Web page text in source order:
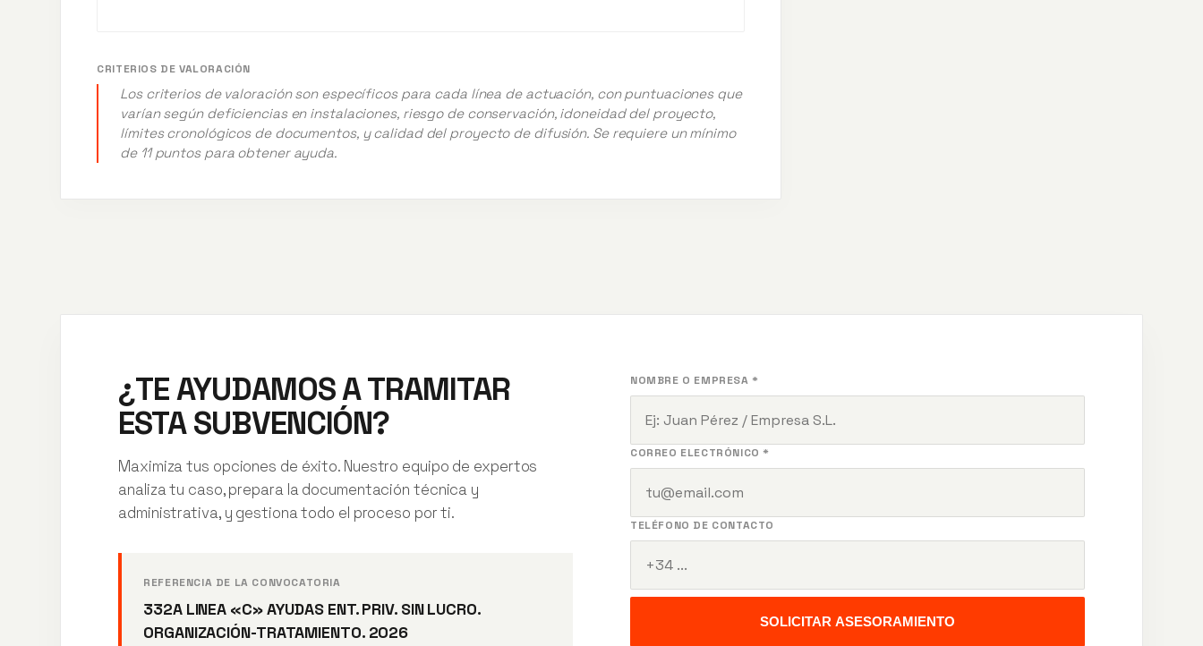
CRITERIOS DE VALORACIÓN
Los criterios de valoración son específicos para cada línea de actuación, con puntuaciones que
varían según deficiencias en instalaciones, riesgo de conservación, idoneidad del proyecto,
límites cronológicos de documentos, y calidad del proyecto de difusión. Se requiere un mínimo
de 11 puntos para obtener ayuda.
¿TE AYUDAMOS A TRAMITAR
ESTA SUBVENCIÓN?
Maximiza tus opciones de éxito. Nuestro equipo de expertos
analiza tu caso, prepara la documentación técnica y
administrativa, y gestiona todo el proceso por ti.
REFERENCIA DE LA CONVOCATORIA
332A LINEA «C» AYUDAS ENT. PRIV. SIN LUCRO.
ORGANIZACIÓN-TRATAMIENTO. 2026
NOMBRE O EMPRESA *
CORREO ELECTRÓNICO *
TELÉFONO DE CONTACTO
SOLICITAR ASESORAMIENTO